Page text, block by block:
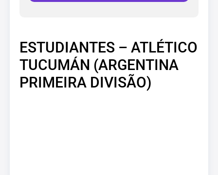
ESTUDIANTES – ATLÉTICO
TUCUMÁN (ARGENTINA
PRIMEIRA DIVISÃO)